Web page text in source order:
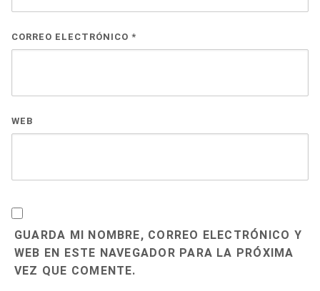
CORREO ELECTRÓNICO *
WEB
GUARDA MI NOMBRE, CORREO ELECTRÓNICO Y
WEB EN ESTE NAVEGADOR PARA LA PRÓXIMA
VEZ QUE COMENTE.